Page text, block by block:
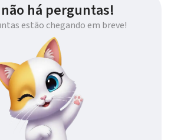
há perguntas!
estão chegando em breve!